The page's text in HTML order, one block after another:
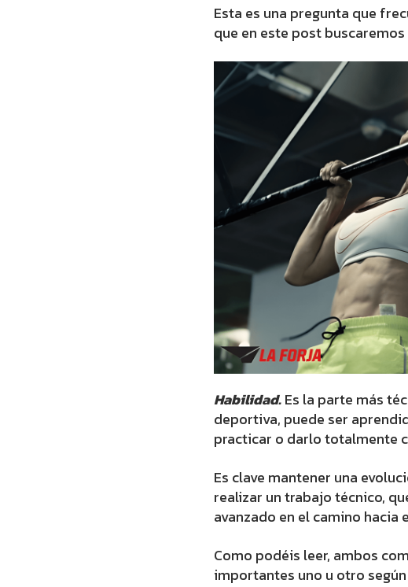
Esta es una pregunta que
que en este post
Habilidad.Es la parte más
deportiva, puede ser
practicar o darlo totalmente
Es clave mantener una
realizar un trabajo técnico,
avanzado en el camino hacia
Como podéis leer, ambos
importantes uno u otro